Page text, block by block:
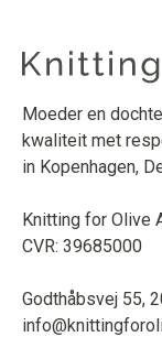
Moeder en
kwaliteit met
in Kopenhagen,
Knitting for Olive
CVR: 39685000
Godthåbsvej 55,